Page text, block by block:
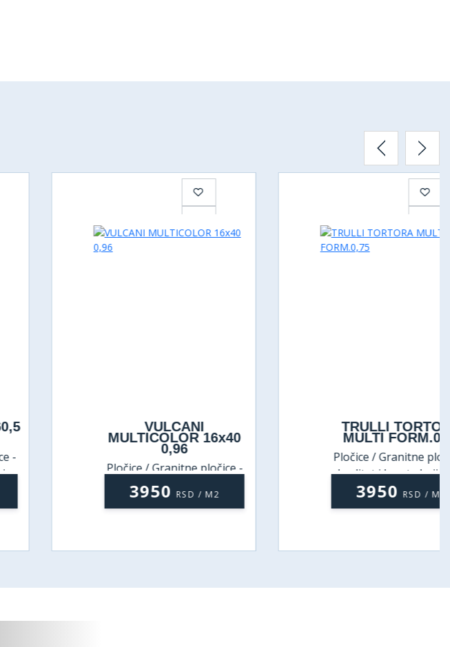
VULCANI
MULTICOLOR 16x40
Pločice / Granitne pločice -
kvalitet i lepota koji traju
RSD / M2
TRULLI TORTORA
MULTI FORM.0,75
Pločice / Granitne pločice -
kvalitet i lepota koji traju
RSD / M2